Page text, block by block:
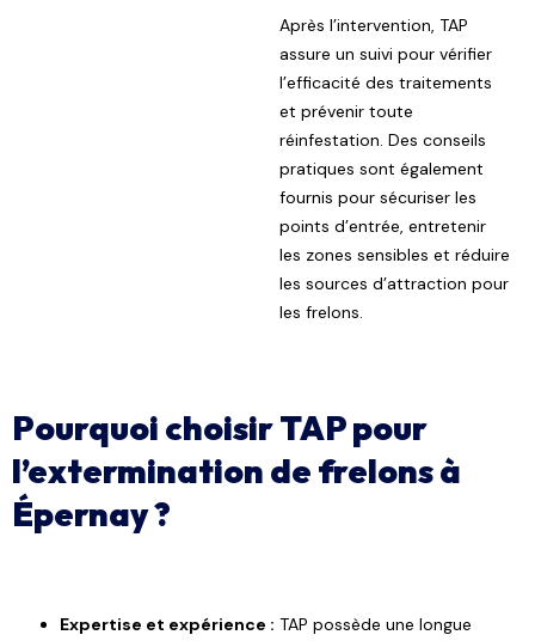
Après l’intervention, TAP
assure un suivi pour vérifier
l’efficacité des traitements
et prévenir toute
réinfestation. Des conseils
pratiques sont également
fournis pour sécuriser les
points d’entrée, entretenir
les zones sensibles et réduire
les sources d’attraction pour
les frelons.
Pourquoi choisir TAP pour
l’extermination de frelons à
Épernay ?
Expertise et expérience : TAP possède une longue